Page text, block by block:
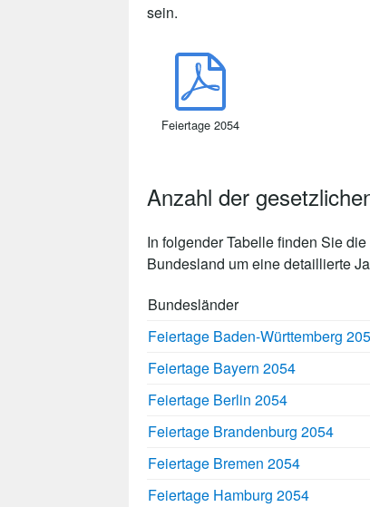
sein.
Feiertage 2054
Anzahl der
In folgender Tabelle finden Sie
Bundesland um eine detaillierte
Bundesländer
Feiertage Baden-Württemberg
Feiertage Bayern 2054
Feiertage Berlin 2054
Feiertage Brandenburg 2054
Feiertage Bremen 2054
Feiertage Hamburg 2054